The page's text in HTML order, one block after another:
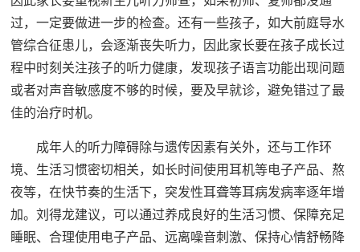
过，一定要做进一步的检查。还有一些孩子，如大前庭导水
管综合征患儿，会逐渐丧失听力，因此家长要在孩子成长过
程中时刻关注孩子的听力健康，发现孩子语言功能出现问题
或者对声音敏感度不够的时候，要及早就诊，避免错过了最
佳的治疗时机。
成年人的听力障碍除与遗传因素有关外，还与工作环
境、生活习惯密切相关，如长时间使用耳机等电子产品、熬
夜等，在快节奏的生活下，突发性耳聋等耳病发病率逐年增
加。刘得龙建议，可以通过养成良好的生活习惯、保障充足
睡眠、合理使用电子产品、远离噪音刺激、保持心情舒畅降